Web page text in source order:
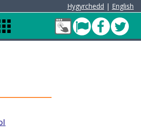
Hygyrchedd | English
Apps
Menu
Fy
NghyfrifPont
Cleddau